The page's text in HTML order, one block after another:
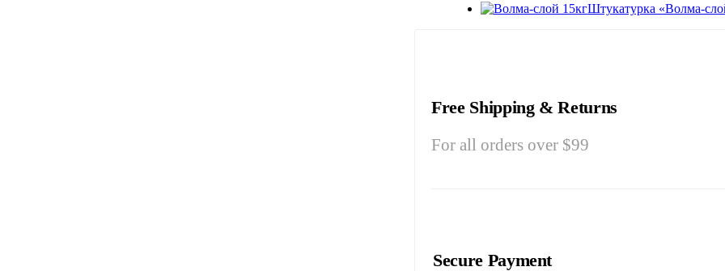
Штукатурка «Волма-
Free Shipping & Returns
For all orders over $99
Secure Payment